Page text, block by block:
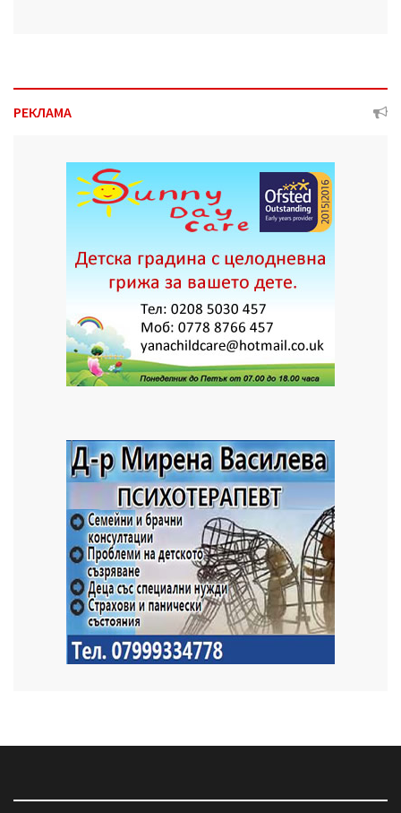
РЕКЛАМА